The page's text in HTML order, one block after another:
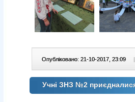
Опубліковано: 21-10-2017, 23:09 |
Учні ЗНЗ №2